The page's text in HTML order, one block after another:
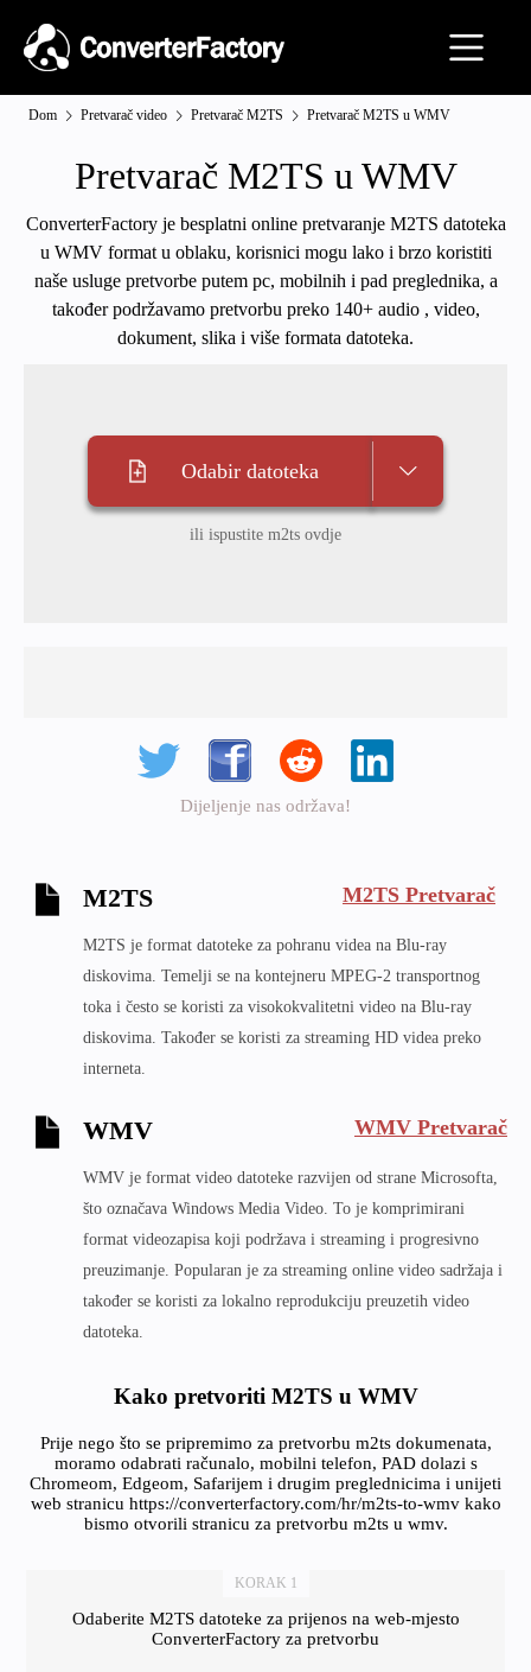
Dom Pretvarač video Pretvarač M2TS Pretvarač M2TS u WMV
Pretvarač M2TS u WMV
ConverterFactory je besplatni online pretvaranje M2TS datoteka
u WMV format u oblaku, korisnici mogu lako i brzo koristiti
naše usluge pretvorbe putem pc, mobilnih i pad preglednika, a
također podržavamo pretvorbu preko 140+ audio , video,
dokument, slika i više formata datoteka.
Odabir datoteka
ili ispustite m2ts ovdje
Dijeljenje nas održava!
M2TS M2TS Pretvarač
M2TS je format datoteke za pohranu videa na Blu-ray
diskovima. Temelji se na kontejneru MPEG-2 transportnog
toka i često se koristi za visokokvalitetni video na Blu-ray
diskovima. Također se koristi za streaming HD videa preko
interneta.
WMV WMV Pretvarač
WMV je format video datoteke razvijen od strane Microsofta,
što označava Windows Media Video. To je komprimirani
format videozapisa koji podržava i streaming i progresivno
preuzimanje. Popularan je za streaming online video sadržaja i
također se koristi za lokalno reprodukciju preuzetih video
datoteka.
Kako pretvoriti M2TS u WMV
Prije nego što se pripremimo za pretvorbu m2ts dokumenata,
moramo odabrati računalo, mobilni telefon, PAD dolazi s
Chromeom, Edgeom, Safarijem i drugim preglednicima i unijeti
web stranicu https://converterfactory.com/hr/m2ts-to-wmv kako
bismo otvorili stranicu za pretvorbu m2ts u wmv.
KORAK 1
Odaberite M2TS datoteke za prijenos na web-mjesto
ConverterFactory za pretvorbu